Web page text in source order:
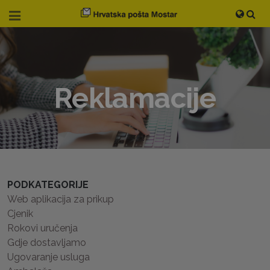
Reklamacije
PODKATEGORIJE
Web aplikacija za prikup
Cjenik
Rokovi uručenja
Gdje dostavljamo
Ugovaranje usluga